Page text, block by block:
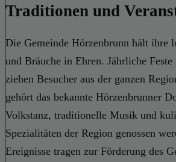
Traditionen und
Die Gemeinde Hörzenbrunn hält ihre
und Bräuche in Ehren. Jährliche Feste
ziehen Besucher aus der ganzen
gehört das bekannte Hörzenbrunner
Volkstanz, traditionelle Musik und
Spezialitäten der Region genossen
Ereignisse tragen zur Förderung des